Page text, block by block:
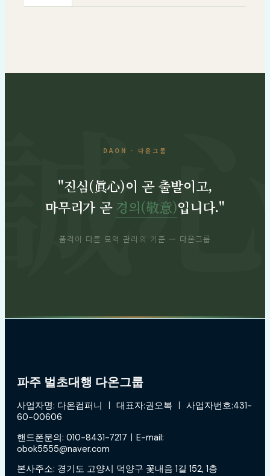
DAON · 다온그룹
"진심(眞心)이 곧 출발이고,
마무리가 곧경의(敬意)입니다."
품격이 다른 묘역 관리의 기준 — 다온그룹
파주 벌초대행 다온그룹
사업자명: 다온컴퍼니 ㅣ 대표자:권오복 ㅣ 사업자번호:431-
60-00606
핸드폰문의: 010-8431-7217ㅣE-mail:
obok5555@naver.com
본사주소: 경기도 고양시 덕양구 꽃내음 1길 152, 1층